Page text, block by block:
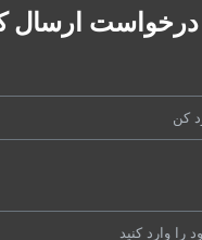
ارسال کنید